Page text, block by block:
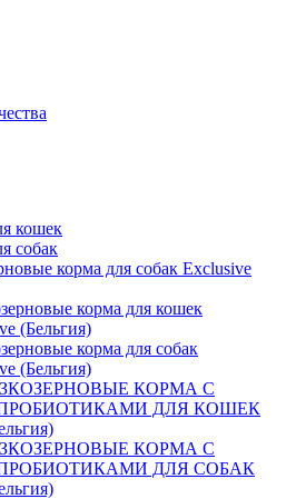
кошек
собак
корма для собак Exclusive
корма для кошек
(Бельгия)
корма для собак
(Бельгия)
КОРМА С
ДЛЯ КОШЕК
КОРМА С
ДЛЯ СОБАК